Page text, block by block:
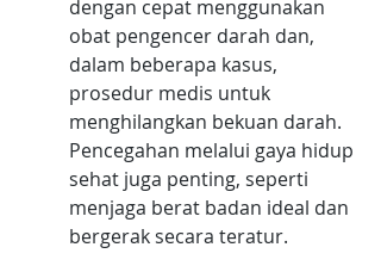
dengan cepat menggunakan
obat pengencer darah dan,
dalam beberapa kasus,
prosedur medis untuk
menghilangkan bekuan darah.
Pencegahan melalui gaya hidup
sehat juga penting, seperti
menjaga berat badan ideal dan
bergerak secara teratur.